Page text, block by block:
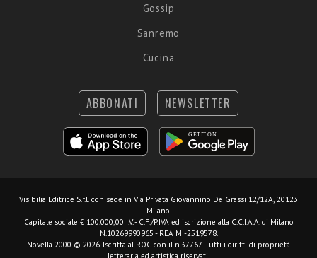
Gossip
Sanremo
Cucina
ABBONATI NEWSLETTER
Visibilia Editrice S.r.l. con sede in Via Privata Giovannino De Grassi 12/12A, 20123
Milano.
Capitale sociale € 100.000,00 I.V. - C.F./P.IVA ed iscrizione alla C.C.I.A.A. di Milano
N.10269990965 - REA MI-2519578.
Novella 2000 © 2026. Iscritta al ROC con il n.37767. Tutti i diritti di proprietà